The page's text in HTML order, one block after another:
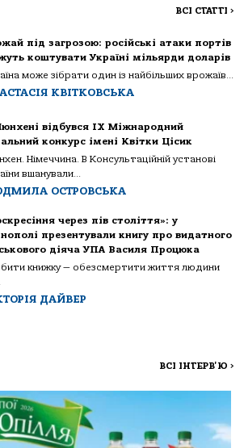
ВСІ СТАТТІ >
під загрозою: російські атаки портів
коштувати Україні мільярди доларів
може зібрати один із найбільших врожаїв...
КВІТКОВСЬКА
відбувся IX Міжнародний
конкурс імені Квітки Цісик
Німеччина. В Консультаційній установі
вшанували...
ОСТРОВСЬКА
через пів століття»: у
презентували книгу про видатного
діяча УПА Василя Процюка
книжку — обезсмертити життя людини
ДАЙВЕР
ВСІ ІНТЕРВ'Ю >